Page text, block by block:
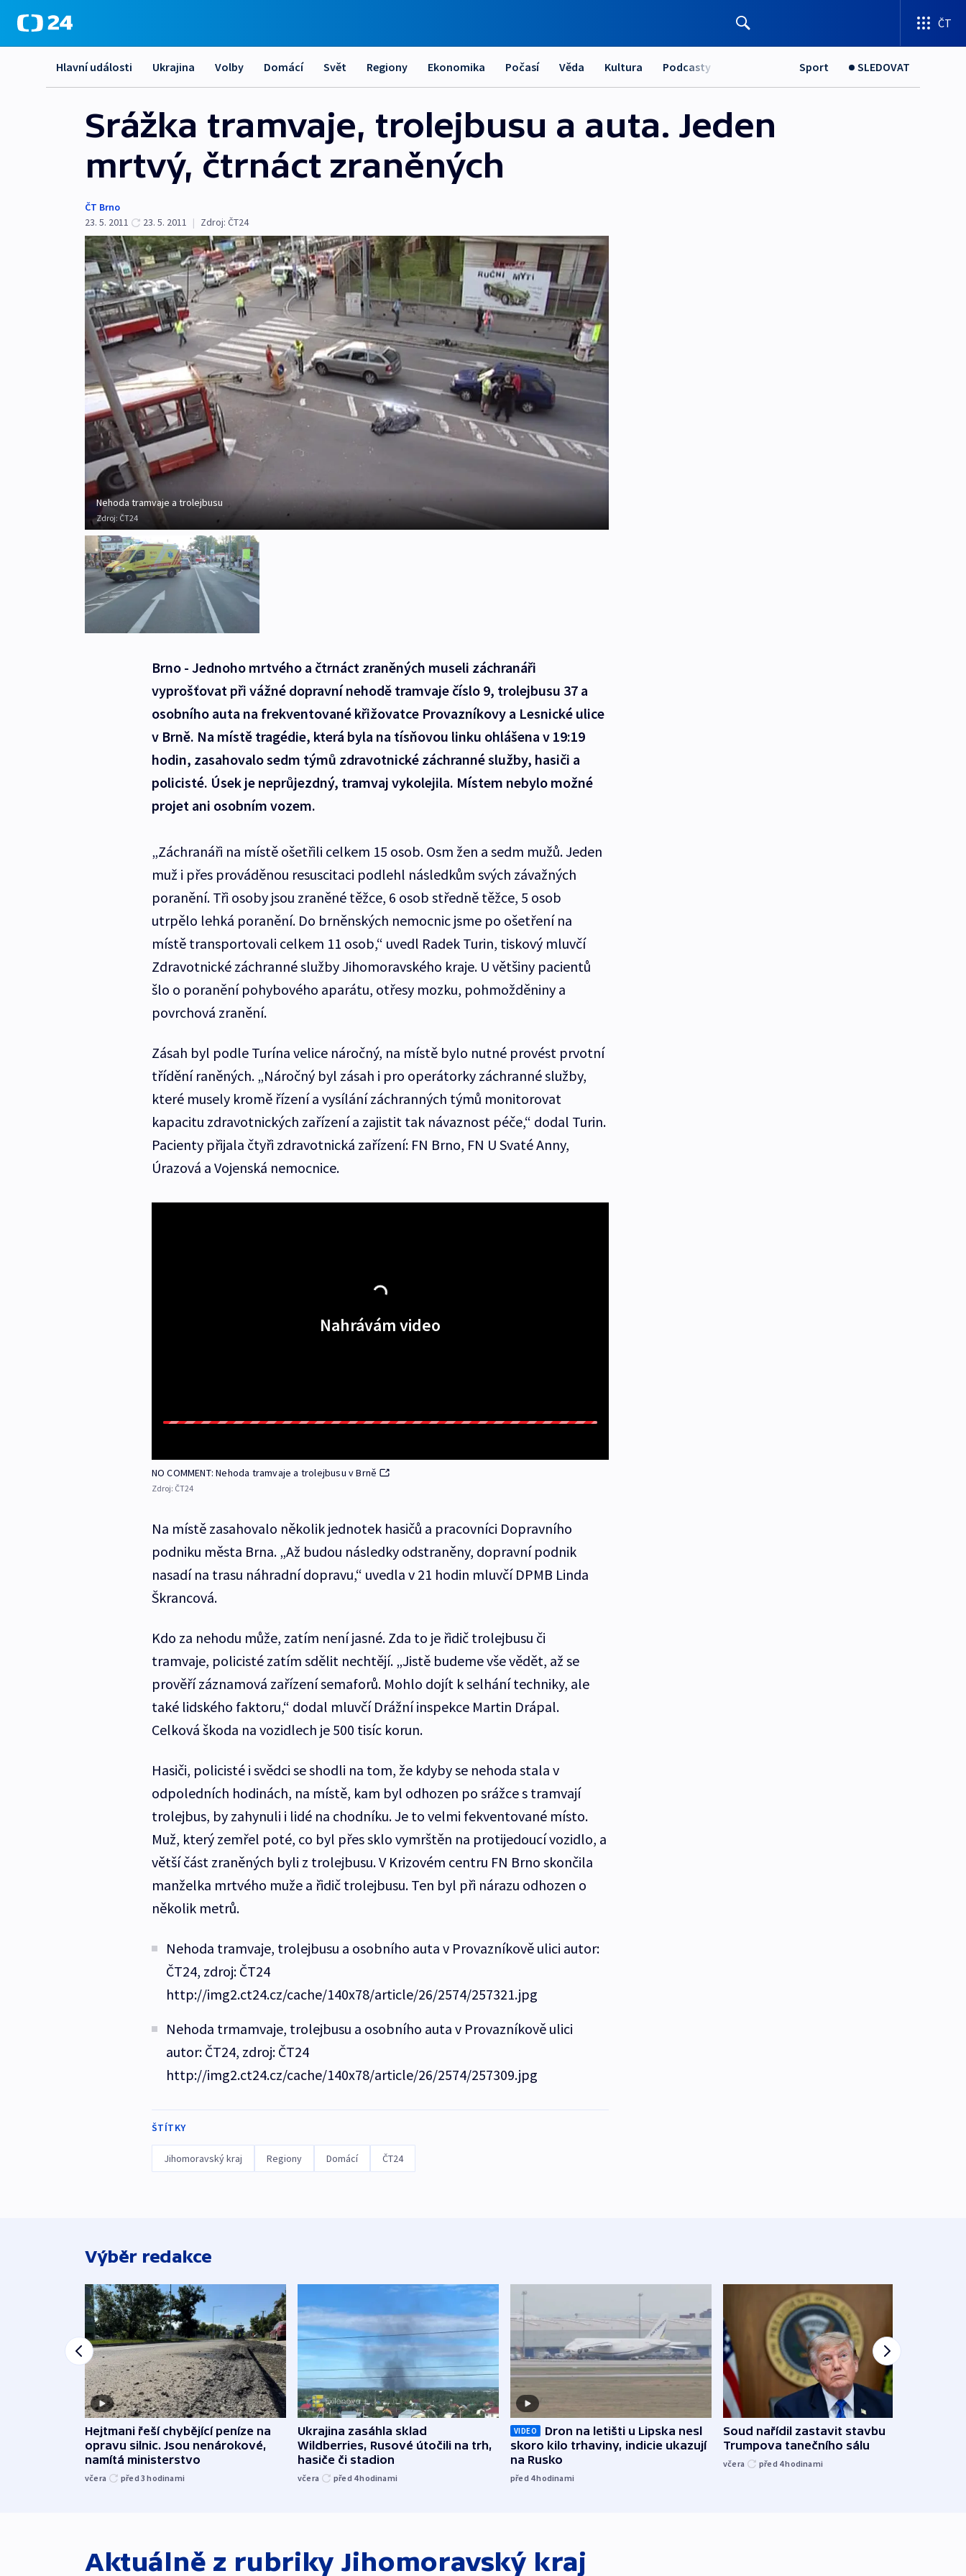
ČT
Hlavní události Ukrajina Volby Domácí Svět Regiony Ekonomika Počasí Věda Kultura Podcasty Sport SLEDOVAT
Srážka tramvaje, trolejbusu a auta. Jeden
mrtvý, čtrnáct zraněných
ČT Brno
23. 5. 2011
23. 5. 2011 | Zdroj: ČT24
Nehoda tramvaje a trolejbusu
Zdroj: ČT24
Brno - Jednoho mrtvého a čtrnáct zraněných museli záchranáři
vyprošťovat při vážné dopravní nehodě tramvaje číslo 9, trolejbusu 37 a
osobního auta na frekventované křižovatce Provazníkovy a Lesnické ulice
v Brně. Na místě tragédie, která byla na tísňovou linku ohlášena v 19:19
hodin, zasahovalo sedm týmů zdravotnické záchranné služby, hasiči a
policisté. Úsek je neprůjezdný, tramvaj vykolejila. Místem nebylo možné
projet ani osobním vozem.
„Záchranáři na místě ošetřili celkem 15 osob. Osm žen a sedm mužů. Jeden
muž i přes prováděnou resuscitaci podlehl následkům svých závažných
poranění. Tři osoby jsou zraněné těžce, 6 osob středně těžce, 5 osob
utrpělo lehká poranění. Do brněnských nemocnic jsme po ošetření na
místě transportovali celkem 11 osob,“ uvedl Radek Turin, tiskový mluvčí
Zdravotnické záchranné služby Jihomoravského kraje. U většiny pacientů
šlo o poranění pohybového aparátu, otřesy mozku, pohmožděniny a
povrchová zranění.
Zásah byl podle Turína velice náročný, na místě bylo nutné provést prvotní
třídění raněných. „Náročný byl zásah i pro operátorky záchranné služby,
které musely kromě řízení a vysílání záchranných týmů monitorovat
kapacitu zdravotnických zařízení a zajistit tak návaznost péče,“ dodal Turin.
Pacienty přijala čtyři zdravotnická zařízení: FN Brno, FN U Svaté Anny,
Úrazová a Vojenská nemocnice.
Nahrávám video
NO COMMENT: Nehoda tramvaje a trolejbusu v Brně
Zdroj: ČT24
Na místě zasahovalo několik jednotek hasičů a pracovníci Dopravního
podniku města Brna. „Až budou následky odstraněny, dopravní podnik
nasadí na trasu náhradní dopravu,“ uvedla v 21 hodin mluvčí DPMB Linda
Škrancová.
Kdo za nehodu může, zatím není jasné. Zda to je řidič trolejbusu či
tramvaje, policisté zatím sdělit nechtějí. „Jistě budeme vše vědět, až se
prověří záznamová zařízení semaforů. Mohlo dojít k selhání techniky, ale
také lidského faktoru,“ dodal mluvčí Drážní inspekce Martin Drápal.
Celková škoda na vozidlech je 500 tisíc korun.
Hasiči, policisté i svědci se shodli na tom, že kdyby se nehoda stala v
odpoledních hodinách, na místě, kam byl odhozen po srážce s tramvají
trolejbus, by zahynuli i lidé na chodníku. Je to velmi fekventované místo.
Muž, který zemřel poté, co byl přes sklo vymrštěn na protijedoucí vozidlo, a
větší část zraněných byli z trolejbusu. V Krizovém centru FN Brno skončila
manželka mrtvého muže a řidič trolejbusu. Ten byl při nárazu odhozen o
několik metrů.
Nehoda tramvaje, trolejbusu a osobního auta v Provazníkově ulici autor:
ČT24, zdroj: ČT24
http://img2.ct24.cz/cache/140x78/article/26/2574/257321.jpg
Nehoda trmamvaje, trolejbusu a osobního auta v Provazníkově ulici
autor: ČT24, zdroj: ČT24
http://img2.ct24.cz/cache/140x78/article/26/2574/257309.jpg
ŠTÍTKY
Jihomoravský kraj Regiony Domácí ČT24
Výběr redakce
Hejtmani řeší chybějící peníze na
opravu silnic. Jsou nenárokové,
namítá ministerstvo
včera před 3hodinami
Ukrajina zasáhla sklad
Wildberries, Rusové útočili na trh,
hasiče či stadion
včera před 4hodinami
VIDEO
Dron na letišti u Lipska nesl
skoro kilo trhaviny, indicie ukazují
na Rusko
před 4hodinami
Soud nařídil zastavit stavbu
Trumpova tanečního sálu
včera před 4hodinami
Aktuálně z rubriky Jihomoravský kraj